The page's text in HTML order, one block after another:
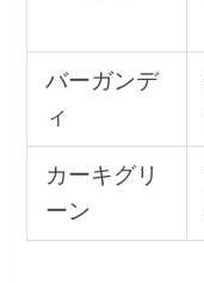
バーガンデ
ィ
カーキグリ
ーン